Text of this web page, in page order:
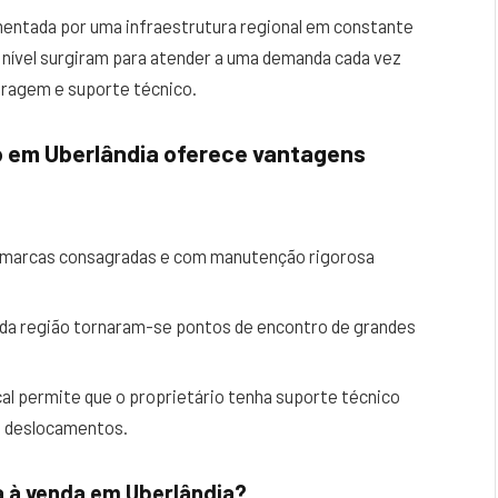
por uma infraestrutura regional em constante
surgiram para atender a uma demanda cada vez
e suporte técnico.
Uberlândia oferece vantagens
consagradas e com manutenção rigorosa
região tornaram-se pontos de encontro de grandes
permite que o proprietário tenha suporte técnico
deslocamentos.
venda em Uberlândia?